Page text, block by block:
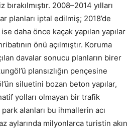
2008–2014 yılları
planları iptal edilmiş; 2018’de
ise daha önce kaçak yapılan yapılar
önü açılmıştır. Koruma
davalar sonucu planların birer
plansızlığın pençesine
siluetini bozan beton yapılar,
yolları olmayan bir trafik
alanları bu ihmallerin acı
aylarında milyonlarca turistin akın